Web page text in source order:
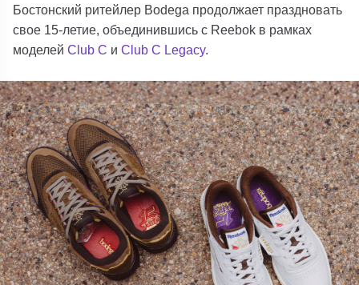
Бостонский ритейлер Bodega продолжает праздновать
свое 15-летие, объединившись с Reebok в рамках
моделейClub C иClub C Legacy.